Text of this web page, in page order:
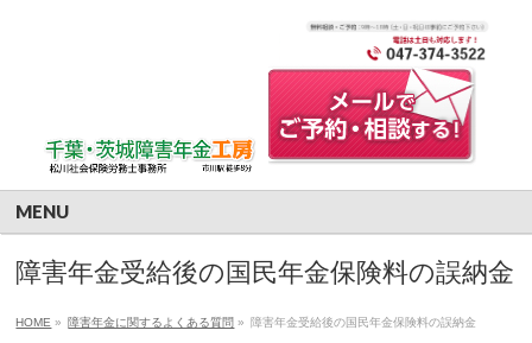
MENU
障害年金受給後の国民年金保険料の誤納金
HOME » 障害年金に関するよくある質問 » 障害年金受給後の国民年金保険料の誤納金